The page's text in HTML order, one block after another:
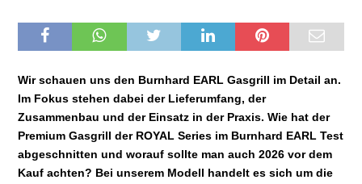
Wir schauen uns den Burnhard EARL Gasgrill im Detail an.
Im Fokus stehen dabei der Lieferumfang, der
Zusammenbau und der Einsatz in der Praxis. Wie hat der
Premium Gasgrill der ROYAL Series im Burnhard EARL Test
abgeschnitten und worauf sollte man auch 2026 vor dem
Kauf achten? Bei unserem Modell handelt es sich um die